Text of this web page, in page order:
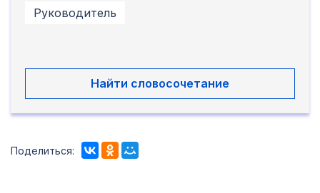
Руководитель
Найти словосочетание
Поделиться: